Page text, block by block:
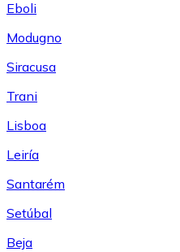
Eboli
Modugno
Siracusa
Trani
Lisboa
Leiría
Santarém
Setúbal
Beja